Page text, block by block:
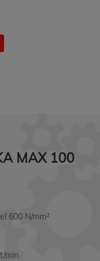
MAX 100
600 N/mm²
min